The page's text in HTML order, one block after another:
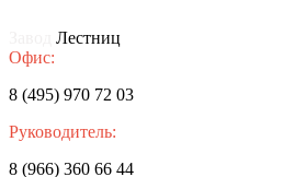
Лестниц
Офис:
8 (495) 970 72 03
Руководитель:
8 (966) 360 66 44